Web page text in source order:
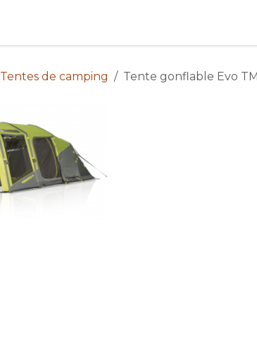
Tentes de camping Tente gonflable Evo